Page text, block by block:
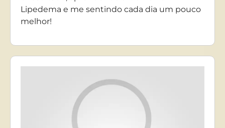
Lipedema e me sentindo cada dia um pouco
melhor!